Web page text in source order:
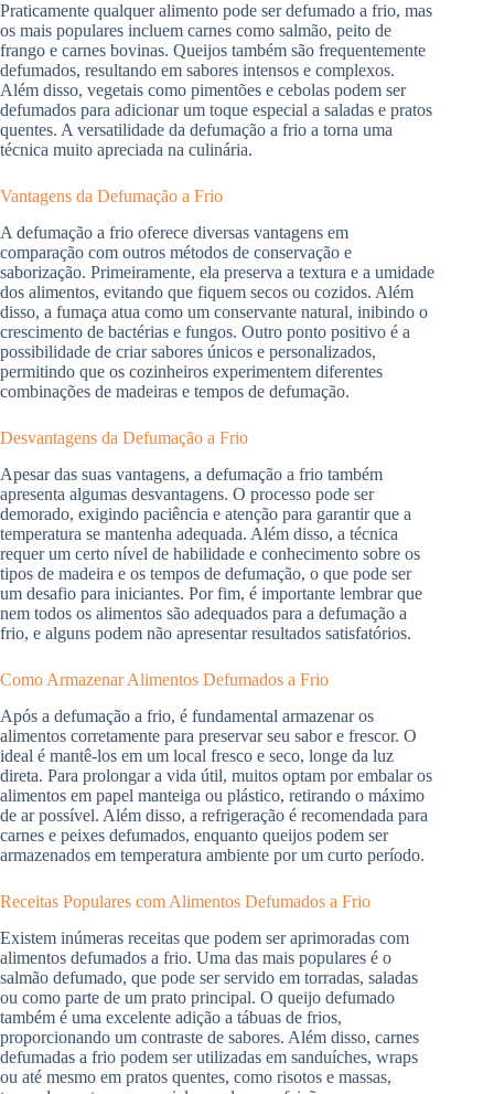
Praticamente qualquer alimento pode ser defumado a frio, mas
os mais populares incluem carnes como salmão, peito de
frango e carnes bovinas. Queijos também são frequentemente
defumados, resultando em sabores intensos e complexos.
Além disso, vegetais como pimentões e cebolas podem ser
defumados para adicionar um toque especial a saladas e pratos
quentes. A versatilidade da defumação a frio a torna uma
técnica muito apreciada na culinária.
Vantagens da Defumação a Frio
A defumação a frio oferece diversas vantagens em
comparação com outros métodos de conservação e
saborização. Primeiramente, ela preserva a textura e a umidade
dos alimentos, evitando que fiquem secos ou cozidos. Além
disso, a fumaça atua como um conservante natural, inibindo o
crescimento de bactérias e fungos. Outro ponto positivo é a
possibilidade de criar sabores únicos e personalizados,
permitindo que os cozinheiros experimentem diferentes
combinações de madeiras e tempos de defumação.
Desvantagens da Defumação a Frio
Apesar das suas vantagens, a defumação a frio também
apresenta algumas desvantagens. O processo pode ser
demorado, exigindo paciência e atenção para garantir que a
temperatura se mantenha adequada. Além disso, a técnica
requer um certo nível de habilidade e conhecimento sobre os
tipos de madeira e os tempos de defumação, o que pode ser
um desafio para iniciantes. Por fim, é importante lembrar que
nem todos os alimentos são adequados para a defumação a
frio, e alguns podem não apresentar resultados satisfatórios.
Como Armazenar Alimentos Defumados a Frio
Após a defumação a frio, é fundamental armazenar os
alimentos corretamente para preservar seu sabor e frescor. O
ideal é mantê-los em um local fresco e seco, longe da luz
direta. Para prolongar a vida útil, muitos optam por embalar os
alimentos em papel manteiga ou plástico, retirando o máximo
de ar possível. Além disso, a refrigeração é recomendada para
carnes e peixes defumados, enquanto queijos podem ser
armazenados em temperatura ambiente por um curto período.
Receitas Populares com Alimentos Defumados a Frio
Existem inúmeras receitas que podem ser aprimoradas com
alimentos defumados a frio. Uma das mais populares é o
salmão defumado, que pode ser servido em torradas, saladas
ou como parte de um prato principal. O queijo defumado
também é uma excelente adição a tábuas de frios,
proporcionando um contraste de sabores. Além disso, carnes
defumadas a frio podem ser utilizadas em sanduíches, wraps
ou até mesmo em pratos quentes, como risotos e massas,